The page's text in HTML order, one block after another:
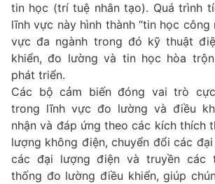
tin học (trí tuệ nhân tạo). Quá trình
lĩnh vực này hình thành “tin học công
vực đa ngành trong đó kỹ thuật
khiển, đo lường và tin học hòa
phát triển.
Các bộ cảm biến đóng vai trò
trong lĩnh vực đo lường và điều
nhận và đáp ứng theo các kích thích
lượng không điện, chuyển đổi các
các đại lượng điện và truyền các
thống đo lường điều khiển, giúp